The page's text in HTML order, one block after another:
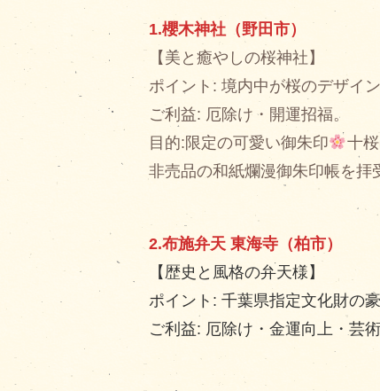
1.櫻木神社（野田市）
【美と癒やしの桜神社】
ポイント: 境内中が桜のデザイ
ご利益: 厄除け・開運招福。
目的:限定の可愛い御朱印
十
非売品の和紙爛漫御朱印帳を拝
2.布施弁天 東海寺（柏市）
【歴史と風格の弁天様】
ポイント: 千葉県指定文化財の
ご利益: 厄除け・金運向上・芸術